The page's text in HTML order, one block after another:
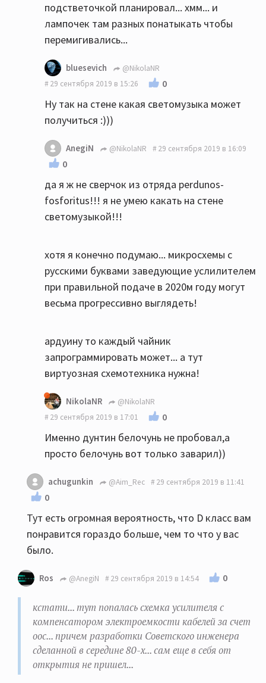
подстветочкой планировал... хмм... и
лампочек там разных понатыкать чтобы
перемигивались...
bluesevich
@NikolaNR
29 сентября 2019 в 15:26
0
Ну так на стене какая светомузыка может
получиться :)))
AnegiN @NikolaNR 29 сентября 2019 в 16:09
0
да я ж не сверчок из отряда perdunos-
fosforitus!!! я не умею какать на стене
светомузыкой!!!
хотя я конечно подумаю... микросхемы с
русскими буквами заведующие услилителем
при правильной подаче в 2020м году могут
весьма прогрессивно выглядеть!
ардуину то каждый чайник
запрограммировать может... а тут
виртуозная схемотехника нужна!
NikolaNR
@NikolaNR
29 сентября 2019 в 17:01
0
Именно дунтин белочунь не пробовал,а
просто белочунь вот только заварил))
achugunkin @Aim_Rec 29 сентября 2019 в 11:41
0
Тут есть огромная вероятность, что D класс вам
понравится гораздо больше, чем то что у вас
было.
Ros @AnegiN 29 сентября 2019 в 14:54 0
кстати... тут попалась схемка усилителя с
компенсатором электроемкости кабелей за счет
оос... причем разработки Советского инженера
сделанной в середине 80-х... сам еще в себя от
открытия не пришел...